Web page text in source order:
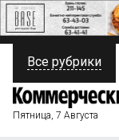
ПОЛИТИКА
ФИНАНСЫ
Все рубрики
Пятница, 7 Августа